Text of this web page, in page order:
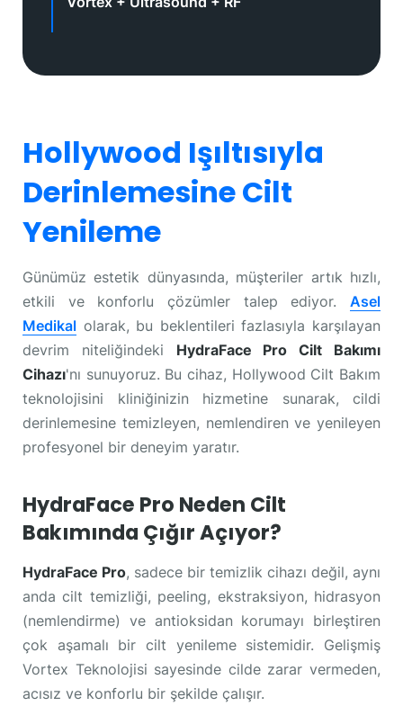
Hollywood Işıltısıyla
Derinlemesine Cilt
Yenileme
Günümüz estetik dünyasında, müşteriler artık hızlı,
etkili ve konforlu çözümler talep ediyor. Asel
Medikal olarak, bu beklentileri fazlasıyla karşılayan
devrim niteliğindeki HydraFace Pro Cilt Bakımı
Cihazı'nı sunuyoruz. Bu cihaz, Hollywood Cilt Bakım
teknolojisini kliniğinizin hizmetine sunarak, cildi
derinlemesine temizleyen, nemlendiren ve yenileyen
profesyonel bir deneyim yaratır.
HydraFace Pro Neden Cilt
Bakımında Çığır Açıyor?
HydraFace Pro, sadece bir temizlik cihazı değil, aynı
anda cilt temizliği, peeling, ekstraksiyon, hidrasyon
(nemlendirme) ve antioksidan korumayı birleştiren
çok aşamalı bir cilt yenileme sistemidir. Gelişmiş
Vortex Teknolojisi sayesinde cilde zarar vermeden,
acısız ve konforlu bir şekilde çalışır.